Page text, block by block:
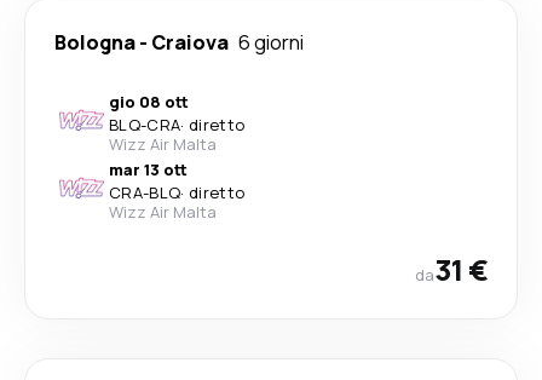
Bologna- Craiova 6 giorni
gio 08 ott
BLQ-CRA· diretto
Wizz Air Malta
mar 13 ott
CRA-BLQ· diretto
Wizz Air Malta
da31 €